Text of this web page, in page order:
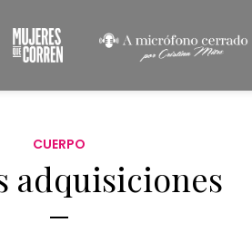
CUERPO
adquisiciones